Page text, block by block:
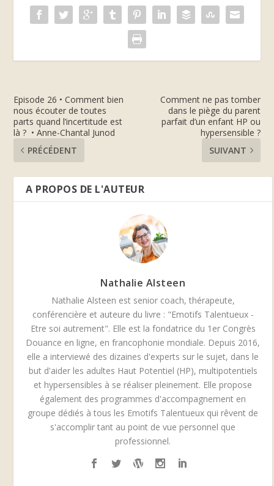
Episode 26 • Comment bien
nous écouter de toutes
parts quand l’incertitude est
là ? • Anne-Chantal Junod
PRÉCÉDENT
Comment ne pas tomber
dans le piège du parent
parfait d’un enfant HP ou
hypersensible ?
SUIVANT
A PROPOS DE L'AUTEUR
Nathalie Alsteen
Nathalie Alsteen est senior coach, thérapeute,
conférencière et auteure du livre : "Emotifs Talentueux -
Etre soi autrement". Elle est la fondatrice du 1er Congrès
Douance en ligne, en francophonie mondiale. Depuis 2016,
elle a interviewé des dizaines d'experts sur le sujet, dans le
but d'aider les adultes Haut Potentiel (HP), multipotentiels
et hypersensibles à se réaliser pleinement. Elle propose
également des programmes d'accompagnement en
groupe dédiés à tous les Emotifs Talentueux qui rêvent de
s'accomplir tant au point de vue personnel que
professionnel.